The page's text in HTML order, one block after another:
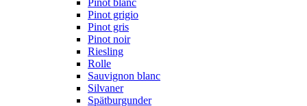
Pinot grigio
Pinot gris
Pinot noir
Riesling
Rolle
Sauvignon blanc
Silvaner
Spätburgunder